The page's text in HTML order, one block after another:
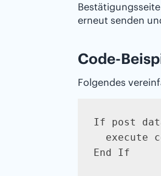
erneut senden
Code-
Folgendes
If post
execute
End If